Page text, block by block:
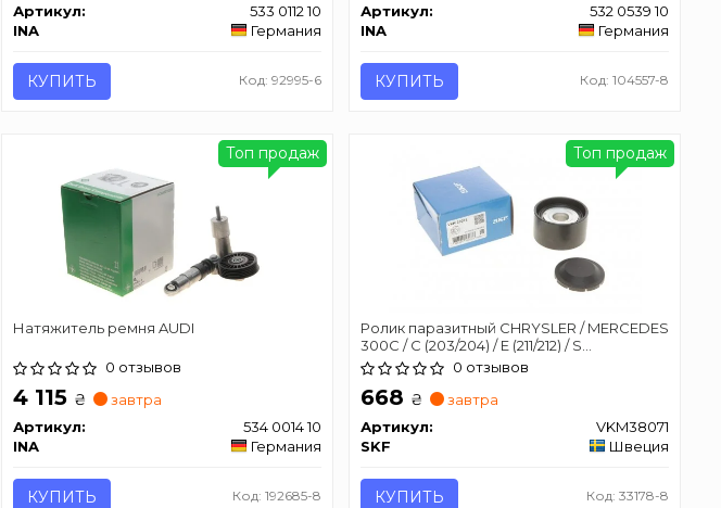
Артикул:
533 0112 10
INA
Германия
КУПИТЬ Код: 92995-6
Артикул:
532 0539 10
INA
Германия
КУПИТЬ Код: 104557-8
Натяжитель ремня AUDI
0 отзывов
4 115 ₴
завтра
Артикул:
534 0014 10
INA
Германия
КУПИТЬ Код: 192685-8
Топ продаж
Ролик паразитный CHRYSLER / MERCEDES
300C / C (203/204) / E (211/212) / S
(220/221/222) / Sprinter / Vito 3,0 / 6,2L
0 отзывов
668 ₴
завтра
Артикул:
VKM38071
SKF
Швеция
КУПИТЬ Код: 33178-8
Топ продаж